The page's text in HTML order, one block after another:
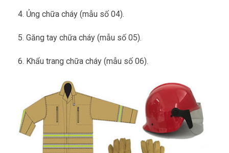
4. Ủng chữa cháy (mẫu số 04).
5. Găng tay chữa cháy (mẫu số 05).
6. Khẩu trang chữa cháy (mẫu số 06).